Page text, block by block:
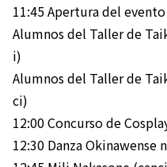
11:45 Apertura del
Alumnos del Taller de
i)
Alumnos del Taller de
ci)
12:00 Concurso de
12:30 Danza Okinawense